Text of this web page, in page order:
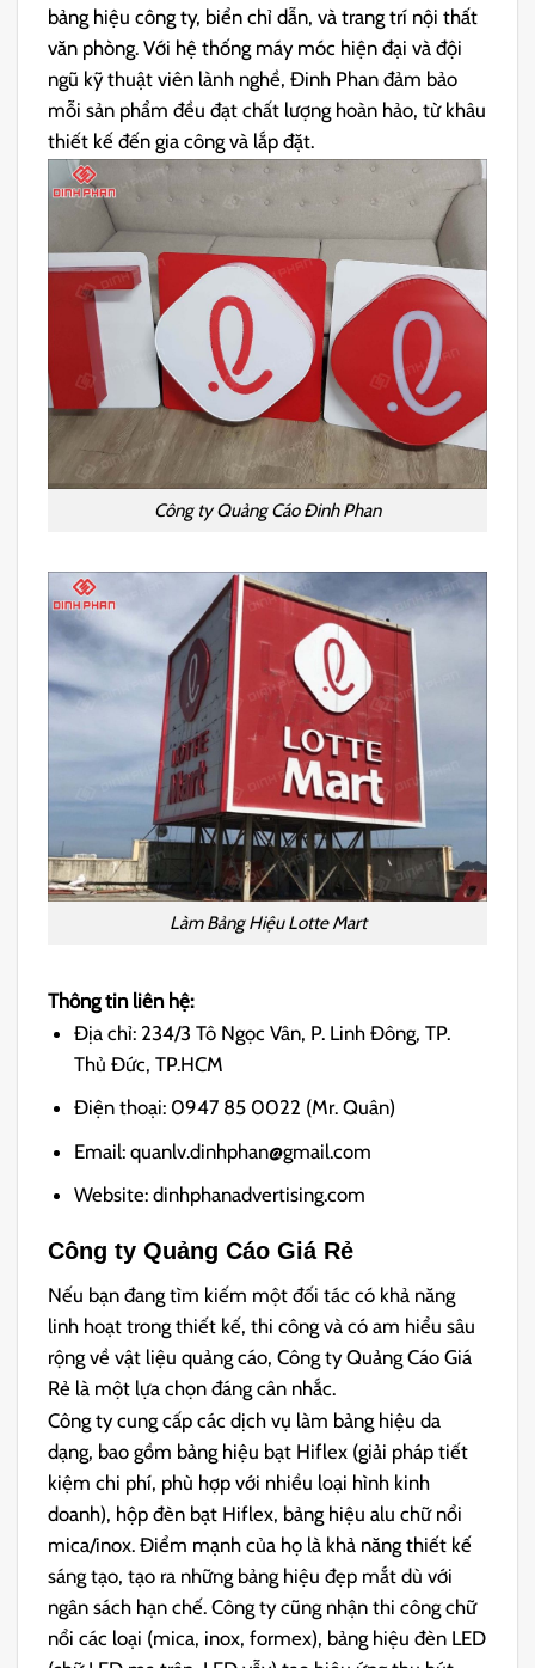
bảng hiệu công ty, biển chỉ dẫn, và trang trí nội thất
văn phòng. Với hệ thống máy móc hiện đại và đội
ngũ kỹ thuật viên lành nghề, Đinh Phan đảm bảo
mỗi sản phẩm đều đạt chất lượng hoàn hảo, từ khâu
thiết kế đến gia công và lắp đặt.
Công ty Quảng Cáo Đinh Phan
Làm Bảng Hiệu Lotte Mart
Thông tin liên hệ:
Địa chỉ: 234/3 Tô Ngọc Vân, P. Linh Đông, TP.
Thủ Đức, TP.HCM
Điện thoại: 0947 85 0022 (Mr. Quân)
Email: quanlv.dinhphan@gmail.com
Website: dinhphanadvertising.com
Công ty Quảng Cáo Giá Rẻ
Nếu bạn đang tìm kiếm một đối tác có khả năng
linh hoạt trong thiết kế, thi công và có am hiểu sâu
rộng về vật liệu quảng cáo, Công ty Quảng Cáo Giá
Rẻ là một lựa chọn đáng cân nhắc.
Công ty cung cấp các dịch vụ làm bảng hiệu da
dạng, bao gồm bảng hiệu bạt Hiflex (giải pháp tiết
kiệm chi phí, phù hợp với nhiều loại hình kinh
doanh), hộp đèn bạt Hiflex, bảng hiệu alu chữ nổi
mica/inox. Điểm mạnh của họ là khả năng thiết kế
sáng tạo, tạo ra những bảng hiệu đẹp mắt dù với
ngân sách hạn chế. Công ty cũng nhận thi công chữ
nổi các loại (mica, inox, formex), bảng hiệu đèn LED